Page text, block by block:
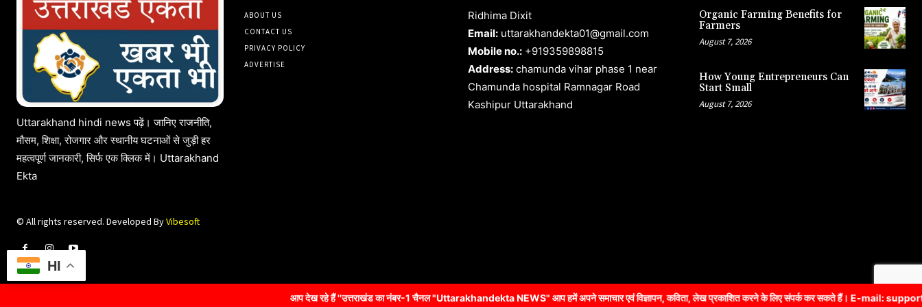
आप देख रहे हैं ''उत्तराखंड का नंबर-1 चैनल "Uttarakhandekta NEWS" आप हमें अपने समाचार एवं विज्ञापन, कविता, लेख प्रकाशित करने के लिए संपर्क कर सकते हैं। E-mail:
Uttarakhand hindi news पढ़ें। जानिए राजनीति,
मौसम, शिक्षा, रोजगार और स्थानीय घटनाओं से जुड़ी हर
महत्वपूर्ण जानकारी, सिर्फ एक क्लिक में। Uttarakhand
Ekta
© All rights reserved. Developed ByVibesoft
ABOUT US
CONTACT US
PRIVACY POLICY
ADVERTISE
Ridhima Dixit
Email: uttarakhandekta01@gmail.com
Mobile no.: +919359898815
Address: chamunda vihar phase 1 near
Chamunda hospital Ramnagar Road
Kashipur Uttarakhand
Organic Farming Benefits for
Farmers
August 7, 2026
How Young Entrepreneurs Can
Start Small
August 7, 2026
HI